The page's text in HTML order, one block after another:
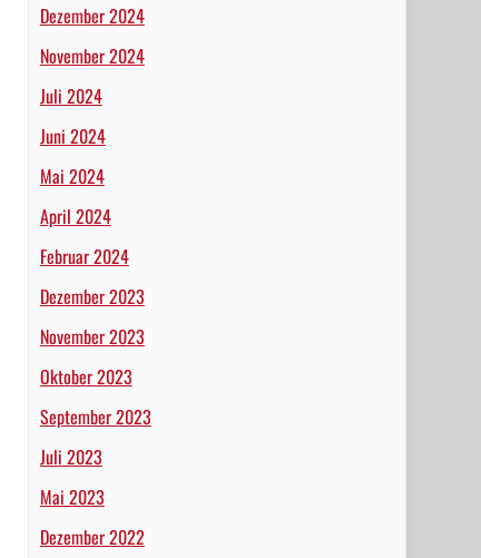
Dezember 2024
November 2024
Juli 2024
Juni 2024
Mai 2024
April 2024
Februar 2024
Dezember 2023
November 2023
Oktober 2023
September 2023
Juli 2023
Mai 2023
Dezember 2022